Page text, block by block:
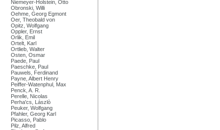
Niemeyer-Holstein, Otto
Obronski, Willi
Oehme, Georg Egmont
Oer, Theobald von
Opitz, Wolfgang
Oppler, Ernst
Orlik, Emil
Ortelt, Karl
Ortlieb, Walter
Osten, Osmar
Paede, Paul
Paeschke, Paul
Pauwels, Ferdinand
Payne, Albert Henry
Peiffer-Watenphul, Max
Penck, A. R.
Perelle, Nicolas
Perha'cs, Lászlò
Peuker, Wolfgang
Pfahler, Georg Karl
Picasso, Pablo
Pilz, Alfred